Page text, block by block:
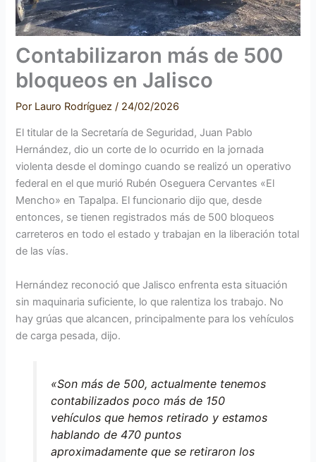
Contabilizaron más de 500
bloqueos en Jalisco
Por Lauro Rodríguez/ 24/02/2026
El titular de la Secretaría de Seguridad, Juan Pablo
Hernández, dio un corte de lo ocurrido en la jornada
violenta desde el domingo cuando se realizó un operativo
federal en el que murió Rubén Oseguera Cervantes «El
Mencho» en Tapalpa. El funcionario dijo que, desde
entonces, se tienen registrados más de 500 bloqueos
carreteros en todo el estado y trabajan en la liberación total
de las vías.
Hernández reconoció que Jalisco enfrenta esta situación
sin maquinaria suficiente, lo que ralentiza los trabajo. No
hay grúas que alcancen, principalmente para los vehículos
de carga pesada, dijo.
«Son más de 500, actualmente tenemos
contabilizados poco más de 150
vehículos que hemos retirado y estamos
hablando de 470 puntos
aproximadamente que se retiraron los